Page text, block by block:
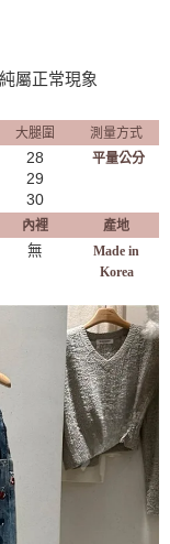
屬正常現象
大腿圍
測量方式
28
29
30
平量公分
內裡 產地
無
Made in
Korea